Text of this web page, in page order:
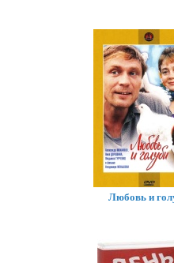
Любовь и